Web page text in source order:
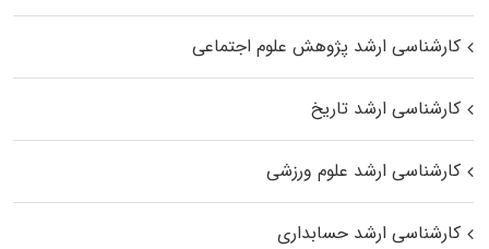
کارشناسی ارشد پژوهش علوم اجتماعی
کارشناسی ارشد تاریخ
کارشناسی ارشد علوم ورزشی
کارشناسی ارشد حسابداری